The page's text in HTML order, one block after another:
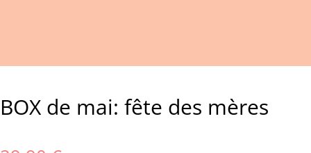
BOX de mai: fête des mères